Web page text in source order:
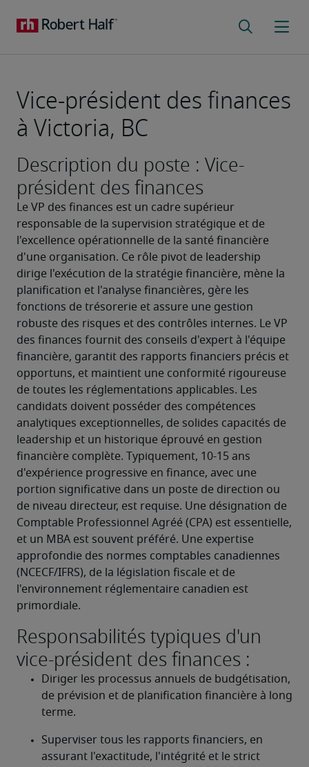
Vice-président des finances
à Victoria, BC
Description du poste : Vice-
président des finances
Le VP des finances est un cadre supérieur
responsable de la supervision stratégique et de
l'excellence opérationnelle de la santé financière
d'une organisation. Ce rôle pivot de leadership
dirige l'exécution de la stratégie financière, mène la
planification et l'analyse financières, gère les
fonctions de trésorerie et assure une gestion
robuste des risques et des contrôles internes. Le VP
des finances fournit des conseils d'expert à l'équipe
financière, garantit des rapports financiers précis et
opportuns, et maintient une conformité rigoureuse
de toutes les réglementations applicables. Les
candidats doivent posséder des compétences
analytiques exceptionnelles, de solides capacités de
leadership et un historique éprouvé en gestion
financière complète. Typiquement, 10-15 ans
d'expérience progressive en finance, avec une
portion significative dans un poste de direction ou
de niveau directeur, est requise. Une désignation de
Comptable Professionnel Agréé (CPA) est essentielle,
et un MBA est souvent préféré. Une expertise
approfondie des normes comptables canadiennes
(NCECF/IFRS), de la législation fiscale et de
l'environnement réglementaire canadien est
primordiale.
Responsabilités typiques d'un
vice-président des finances :
Diriger les processus annuels de budgétisation,
de prévision et de planification financière à long
terme.
Superviser tous les rapports financiers, en
assurant l'exactitude, l'intégrité et le strict